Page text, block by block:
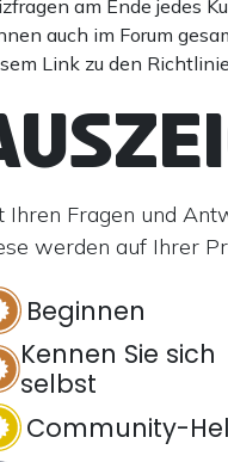
am Ende jedes
auch im Forum
Link zu den
Ihren Fragen und
werden auf Ihrer
Beginnen
Kennen Sie sich
selbst
Community-